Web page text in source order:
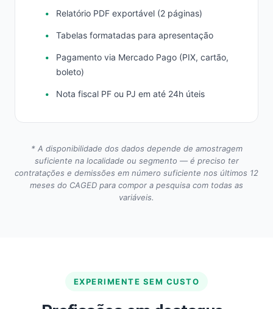
Relatório PDF exportável (2 páginas)
Tabelas formatadas para apresentação
Pagamento via Mercado Pago (PIX, cartão,
boleto)
Nota fiscal PF ou PJ em até 24h úteis
* A disponibilidade dos dados depende de amostragem
suficiente na localidade ou segmento — é preciso ter
contratações e demissões em número suficiente nos últimos 12
meses do CAGED para compor a pesquisa com todas as
variáveis.
EXPERIMENTE SEM CUSTO